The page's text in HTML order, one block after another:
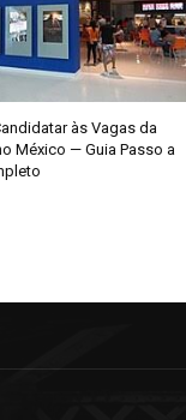
às Vagas da
México — Guia Passo a